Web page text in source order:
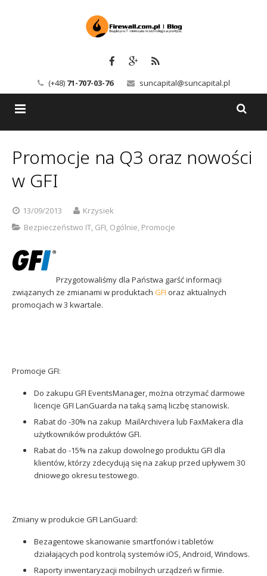
(+48) 71-707-03-76 suncapital@suncapital.pl
Backup-Solutions
Kerio
Serwery pocztowe
Sophos
Usługi
Szkolenia
Kontakt
Polityka prywatności
Promocje na Q3 oraz nowości
w GFI
13/09/2013
Krzysiek
Bezpieczeństwo IT, GFI, Ogólnie, Promocje
Przygotowaliśmy dla Państwa garść informacji
związanych ze zmianami w produktach GFI oraz aktualnych
promocjach w 3 kwartale.
Promocje GFI:
Do zakupu GFI EventsManager, można otrzymać darmowe
licencje GFI LanGuarda na taką samą liczbę stanowisk.
Rabat do -30% na zakup MailArchivera lub FaxMakera dla
użytkowników produktów GFI.
Rabat do -15% na zakup dowolnego produktu GFI dla
klientów, którzy zdecydują się na zakup przed upływem 30
dniowego okresu testowego.
Zmiany w produkcie GFI LanGuard:
Bezagentowe skanowanie smartfonów i tabletów
działających pod kontrolą systemów iOS, Android, Windows.
Raporty inwentaryzacji mobilnych urządzeń w firmie.